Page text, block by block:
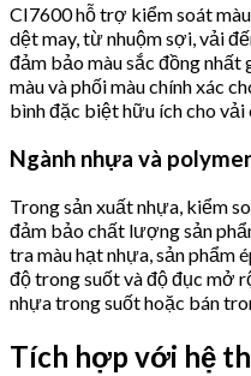
CI7600 hỗ trợ kiểm soát
dệt may, từ nhuộm sợi, vải
đảm bảo màu sắc đồng
màu và phối màu chính xác
bình đặc biệt hữu ích cho
Ngành nhựa và polymer
Trong sản xuất nhựa, kiểm
đảm bảo chất lượng sản
tra màu hạt nhựa, sản phẩm
độ trong suốt và độ đục mở
nhựa trong suốt hoặc bán
Tích hợp với hệ